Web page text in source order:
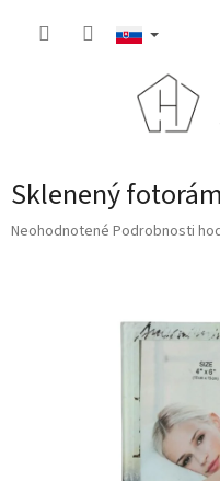
Sklenený
Priemerné
Neohodnotené Podrobnosti